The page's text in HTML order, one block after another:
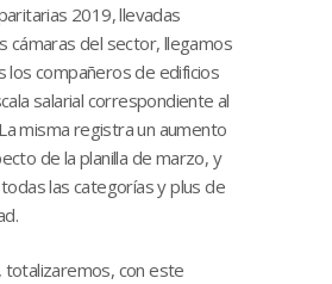
2019, llevadas
cámaras del sector, llegamos
los compañeros de edificios
salarial correspondiente al
misma registra un aumento
de la planilla de marzo, y
las categorías y plus de
con este